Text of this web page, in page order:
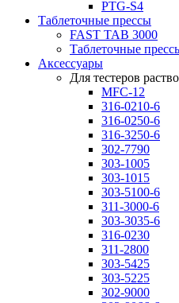
PTG-S4
Таблеточные прессы
FAST TAB 3000
Таблеточные
Аксессуары
Для тестеров
MFC-12
316-0210-6
316-0250-6
316-3250-6
302-7790
303-1005
303-1015
303-5100-6
311-3000-6
303-3035-6
316-0230
311-2800
303-5425
303-5225
302-9000